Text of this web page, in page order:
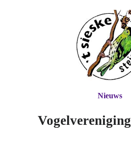
Vogelvereniging
Nieuws